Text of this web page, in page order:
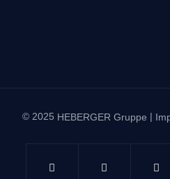
© 2025 HEBERGER Gruppe |